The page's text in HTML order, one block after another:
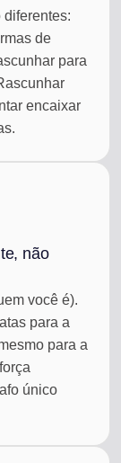
de
para
encaixar
não
você é).
para a
para a
único